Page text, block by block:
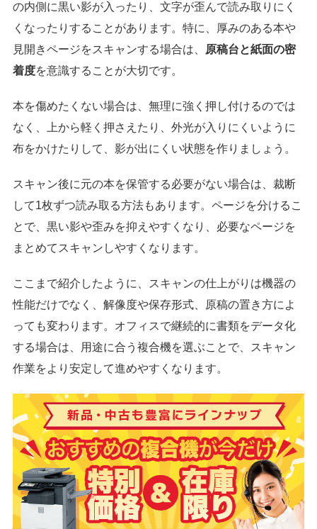
の内側に黒い影が入ったり、文字が歪んで読み取りにく
くなったりすることがあります。特に、厚みのある本や
見開きページをスキャンする場合は、 原稿台と紙面の密
着度を意識することが大切です。
本を傷めたくない場合は、無理に強く押し付けるのでは
なく、上から軽く押さえたり、外光が入りにくいように
布をかけたりして、影が出にくい状態を作りましょう。
スキャン後に元の本を保管する必要がない場合は、裁断
して1枚ずつ読み取る方法もあります。ページを分けるこ
とで、黒い影や歪みを抑えやすくなり、必要なページを
まとめてスキャンしやすくなります。
ここまで紹介したように、スキャンの仕上がりは機器の
性能だけでなく、解像度や保存形式、原稿の置き方によ
っても変わります。オフィスで継続的に書類をデータ化
する場合は、用途に合う複合機を選ぶことで、スキャン
作業をより安定して進めやすくなります。